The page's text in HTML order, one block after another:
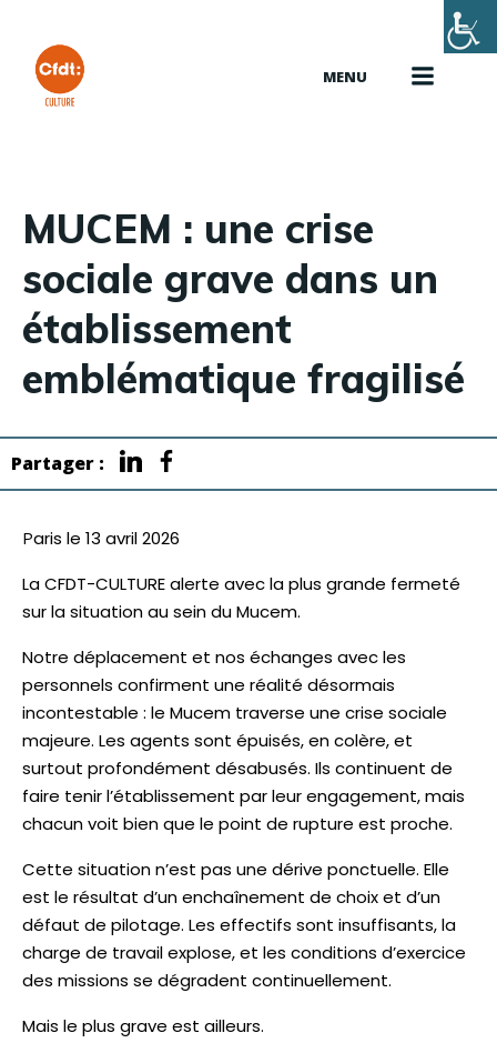
MENU
MUCEM : une crise
sociale grave dans un
établissement
emblématique fragilisé
Partager :
Paris le 13 avril 2026
La CFDT-CULTURE alerte avec la plus grande fermeté
sur la situation au sein du Mucem.
Notre déplacement et nos échanges avec les
personnels confirment une réalité désormais
incontestable : le Mucem traverse une crise sociale
majeure. Les agents sont épuisés, en colère, et
surtout profondément désabusés. Ils continuent de
faire tenir l’établissement par leur engagement, mais
chacun voit bien que le point de rupture est proche.
Cette situation n’est pas une dérive ponctuelle. Elle
est le résultat d’un enchaînement de choix et d’un
défaut de pilotage. Les effectifs sont insuffisants, la
charge de travail explose, et les conditions d’exercice
des missions se dégradent continuellement.
Mais le plus grave est ailleurs.